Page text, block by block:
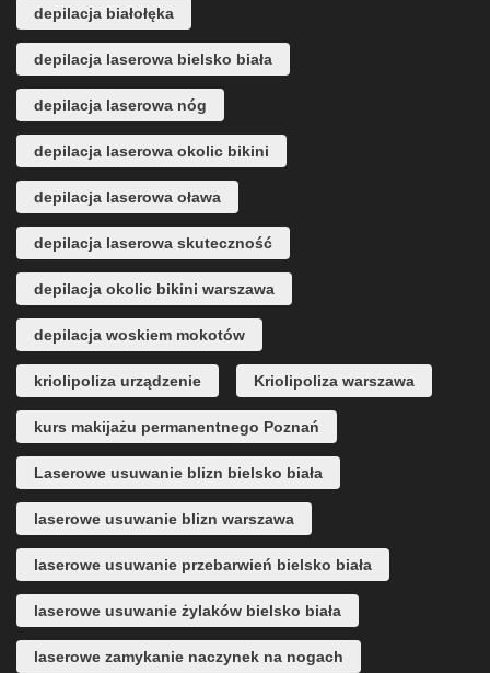
depilacja białołęka
depilacja laserowa bielsko biała
depilacja laserowa nóg
depilacja laserowa okolic bikini
depilacja laserowa oława
depilacja laserowa skuteczność
depilacja okolic bikini warszawa
depilacja woskiem mokotów
kriolipoliza urządzenie Kriolipoliza warszawa
kurs makijażu permanentnego Poznań
Laserowe usuwanie blizn bielsko biała
laserowe usuwanie blizn warszawa
laserowe usuwanie przebarwień bielsko biała
laserowe usuwanie żylaków bielsko biała
laserowe zamykanie naczynek na nogach